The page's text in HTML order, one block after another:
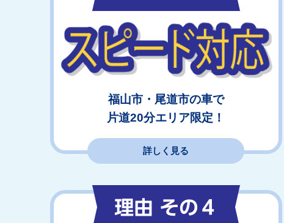
福山市・尾道市の車で
片道20分エリア限定！
詳しく見る